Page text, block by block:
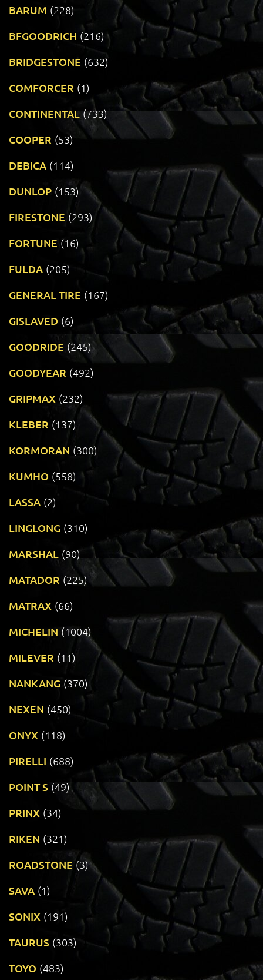
BARUM (228)
BFGOODRICH (216)
BRIDGESTONE (632)
COMFORCER (1)
CONTINENTAL (733)
COOPER (53)
DEBICA (114)
DUNLOP (153)
FIRESTONE (293)
FORTUNE (16)
FULDA (205)
GENERAL TIRE (167)
GISLAVED (6)
GOODRIDE (245)
GOODYEAR (492)
GRIPMAX (232)
KLEBER (137)
KORMORAN (300)
KUMHO (558)
LASSA (2)
LINGLONG (310)
MARSHAL (90)
MATADOR (225)
MATRAX (66)
MICHELIN (1004)
MILEVER (11)
NANKANG (370)
NEXEN (450)
ONYX (118)
PIRELLI (688)
POINT S (49)
PRINX (34)
RIKEN (321)
ROADSTONE (3)
SAVA (1)
SONIX (191)
TAURUS (303)
TOYO (483)